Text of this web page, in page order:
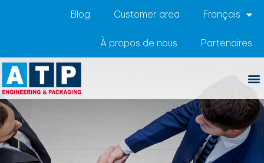
Blog Customer area Français
À propos de nous Partenaires